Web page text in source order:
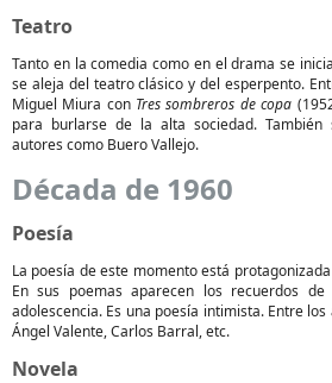
Teatro
Tanto en la comedia como en el drama se
se aleja del teatro clásico y del esperpento.
Miguel Miura con Tres sombreros de copa
para burlarse de la alta sociedad.
autores como Buero Vallejo.
Década de 1960
Poesía
La poesía de este momento está
En sus poemas aparecen los recuerdos
adolescencia. Es una poesía intimista. Entre
Ángel Valente, Carlos Barral, etc.
Novela